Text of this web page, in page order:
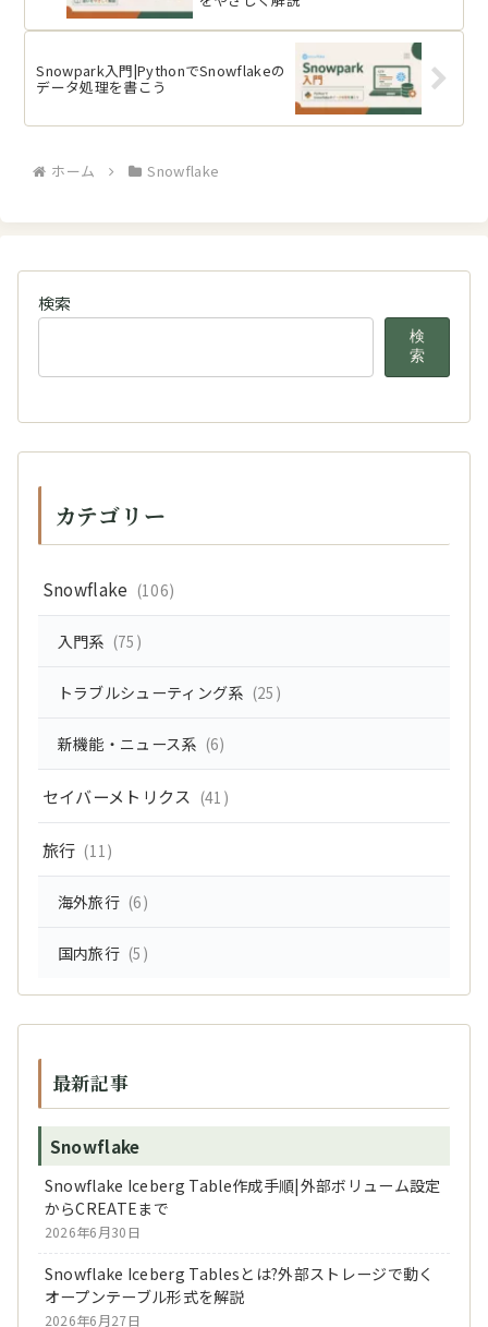
Snowpark入門|PythonでSnowflakeの
データ処理を書こう
ホーム Snowflake
検索
検
索
カテゴリー
Snowflake (106)
入門系 (75)
トラブルシューティング系 (25)
新機能・ニュース系 (6)
セイバーメトリクス (41)
旅行 (11)
海外旅行 (6)
国内旅行 (5)
最新記事
Snowflake
Snowflake Iceberg Table作成手順|外部ボリューム設定
からCREATEまで
2026年6月30日
Snowflake Iceberg Tablesとは?外部ストレージで動く
オープンテーブル形式を解説
2026年6月27日